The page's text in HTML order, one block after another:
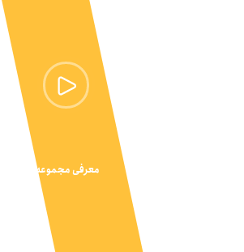
معرفی مجموعه